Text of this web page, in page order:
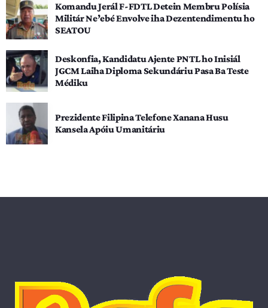
Komandu Jerál F-FDTL Detein Membru Polísia
Militár Ne’ebé Envolve iha Dezentendimentu ho
SEATOU
Deskonfia, Kandidatu Ajente PNTL ho Inisiál
JGCM Laiha Diploma Sekundáriu Pasa Ba Teste
Médiku
Prezidente Filipina Telefone Xanana Husu
Kansela Apóiu Umanitáriu